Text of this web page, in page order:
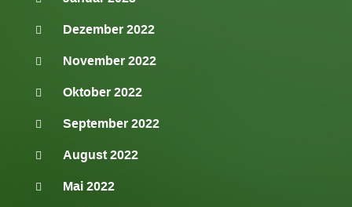
Dezember 2022
November 2022
Oktober 2022
September 2022
August 2022
Mai 2022